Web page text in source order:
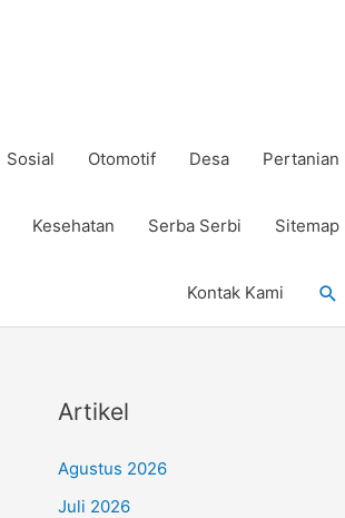
Sosial Otomotif Desa Pertanian
Kesehatan Serba Serbi Sitemap
Kontak Kami Cari
Artikel
Agustus 2026
Juli 2026